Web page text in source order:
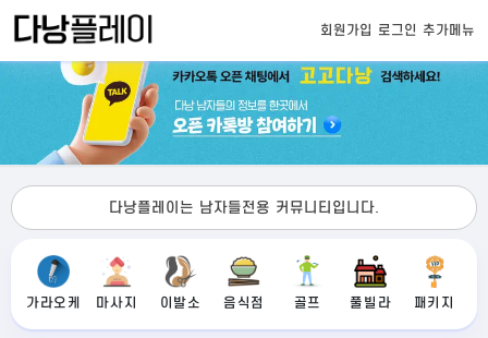
회원가입 로그인 추가메뉴
다낭플레이는 남자들전용 커뮤니티입니다.
가라오케 마사지 이발소 음식점 골프 풀빌라 패키지